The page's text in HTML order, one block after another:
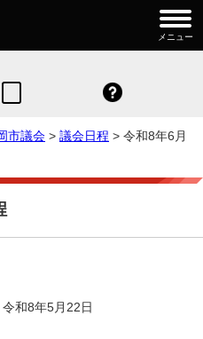
メニュー
市議会 > 議会日程 > 令和8年6月
和8年5月22日